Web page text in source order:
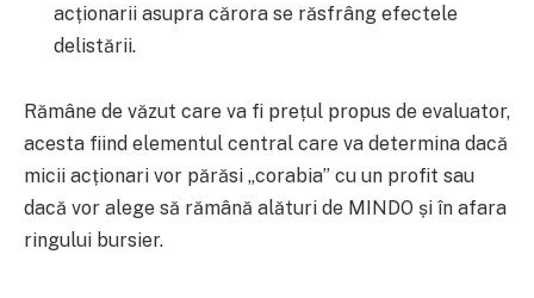
acționarii asupra cărora se răsfrâng efectele
delistării.
Rămâne de văzut care va fi prețul propus de evaluator,
acesta fiind elementul central care va determina dacă
micii acționari vor părăsi „corabia” cu un profit sau
dacă vor alege să rămână alături de MINDO și în afara
ringului bursier.